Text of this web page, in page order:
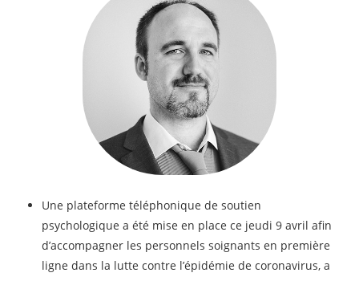
Une plateforme téléphonique de soutien
psychologique a été mise en place ce jeudi 9 avril afin
d’accompagner les personnels soignants en première
ligne dans la lutte contre l’épidémie de coronavirus, a